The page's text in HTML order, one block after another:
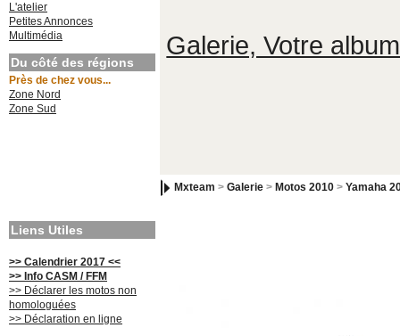
L'atelier
Petites Annonces
Multimédia
Du côté des régions
Près de chez vous...
Zone Nord
Zone Sud
Liens Utiles
>> Calendrier 2017 <<
>> Info CASM / FFM
>> Déclarer les motos non
homologuées
>> Déclaration en ligne
Galerie, Votre
Mxteam >Galerie > Motos 2010 >Yamaha